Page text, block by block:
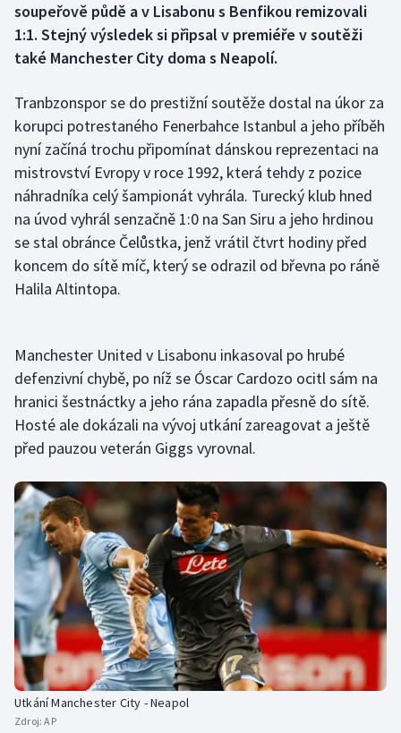
Dostihy
Florbal
Futsal
Golf
Gymnastika
Házená
Jezdectví
Krasobruslení
Lezení
Lyže a snowboard
Moderní pětiboj
Motorsport
Olympijské hry
Parasport
Plavání
Plážový volejbal
soupeřově půdě a v Lisabonu s Benfikou remizovali
1:1. Stejný výsledek si připsal v premiéře v soutěži
také Manchester City doma s Neapolí.
Tranbzonspor se do prestižní soutěže dostal na úkor za
korupci potrestaného Fenerbahce Istanbul a jeho příběh
nyní začíná trochu připomínat dánskou reprezentaci na
mistrovství Evropy v roce 1992, která tehdy z pozice
náhradníka celý šampionát vyhrála. Turecký klub hned
na úvod vyhrál senzačně 1:0 na San Siru a jeho hrdinou
se stal obránce Čelůstka, jenž vrátil čtvrt hodiny před
koncem do sítě míč, který se odrazil od břevna po ráně
Halila Altintopa.
Manchester United v Lisabonu inkasoval po hrubé
defenzivní chybě, po níž se Óscar Cardozo ocitl sám na
hranici šestnáctky a jeho rána zapadla přesně do sítě.
Hosté ale dokázali na vývoj utkání zareagovat a ještě
před pauzou veterán Giggs vyrovnal.
Utkání Manchester City - Neapol
Zdroj:AP